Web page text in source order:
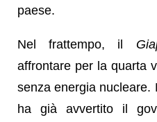
paese.
Nel frattempo, il
affrontare per la quarta
senza energia nucleare.
ha già avvertito il